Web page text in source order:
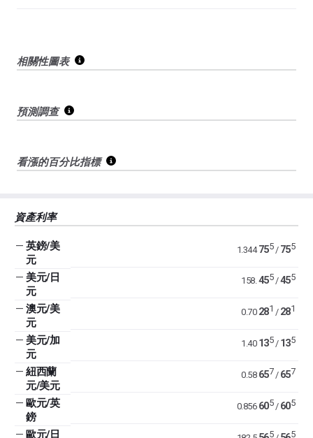
相關性圖表
預測調查
看漲的百分比指標
資產利率
— 英鎊/美
元
1.344 755/ 755
— 美元/日
元
158. 455/455
— 澳元/美
元
0.70 281 / 281
— 美元/加
元
1.40 135/ 135
— 紐西蘭
元/美元
0.58 657 / 657
— 歐元/英
鎊
0.856 605/ 605
— 歐元/日
5 5